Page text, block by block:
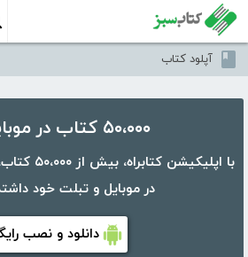
آپلود کتاب
۵۰،۰۰۰ کتاب در موبایل شما
با
در موبایل و تبلت خود
دانلود و نصب